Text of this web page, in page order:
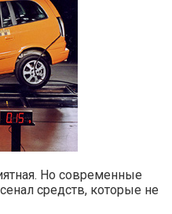
Но современные
средств, которые не